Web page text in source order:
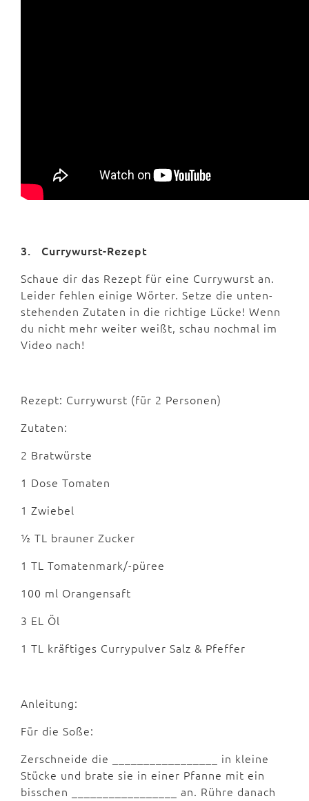
3. Currywurst-Rezept
Schaue dir das Rezept für eine Currywurst an.
Leider fehlen einige Wörter. Setze die unten-
stehenden Zutaten in die richtige Lücke! Wenn
du nicht mehr weiter weißt, schau nochmal im
Video nach!
Rezept: Currywurst (für 2 Personen)
Zutaten:
2 Bratwürste
1 Dose Tomaten
1 Zwiebel
½ TL brauner Zucker
1 TL Tomatenmark/-püree
100 ml Orangensaft
3 EL Öl
1 TL kräftiges Currypulver Salz & Pfeffer
Anleitung:
Für die Soße:
Zerschneide die _________________ in kleine
Stücke und brate sie in einer Pfanne mit ein
bisschen _________________ an. Rühre danach